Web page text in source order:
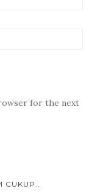
for the next